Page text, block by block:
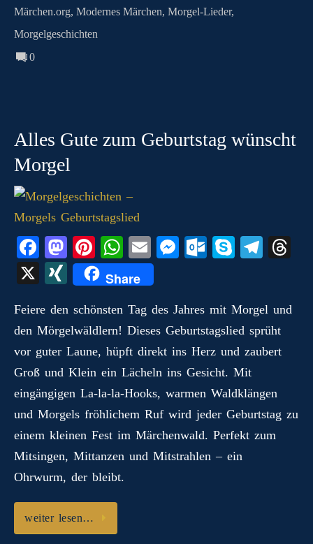
Märchen.org, Modernes Märchen, Morgel-Lieder,
Morgelgeschichten
0
Alles Gute zum Geburtstag wünscht
Morgel
Fa
ce
bo
ok
M
as
to
do
n
Pi
nt
er
es
t
W
ha
ts
A
pp
E
m
ail
M
ng
er
O
ok
.c
o
m
S
Te
a
m
ds
X
X
N
G
Share
Feiere den schönsten Tag des Jahres mit Morgel und
den Mörgelwäldlern! Dieses Geburtstagslied sprüht
vor guter Laune, hüpft direkt ins Herz und zaubert
Groß und Klein ein Lächeln ins Gesicht. Mit
eingängigen La‑la‑la-Hooks, warmen Waldklängen
und Morgels fröhlichem Ruf wird jeder Geburtstag zu
einem kleinen Fest im Märchenwald. Perfekt zum
Mitsingen, Mittanzen und Mitstrahlen – ein
Ohrwurm, der bleibt.
weiter lesen…